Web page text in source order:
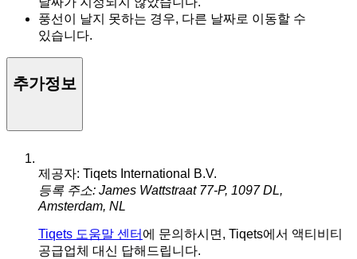
풍선이 날지 못하는 경우, 다른 날짜로 이동할 수
있습니다.
추가정보
제공자: Tiqets International B.V.
등록 주소: James Wattstraat 77-P, 1097 DL,
Amsterdam, NL
Tiqets 도움말 센터 에 문의하시면, Tiqets에서 액티비티
공급업체 대신 답해드립니다.